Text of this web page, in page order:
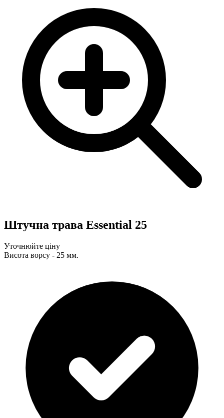
Штучна трава Essential 25
Уточнюйте ціну
Висота ворсу - 25 мм.